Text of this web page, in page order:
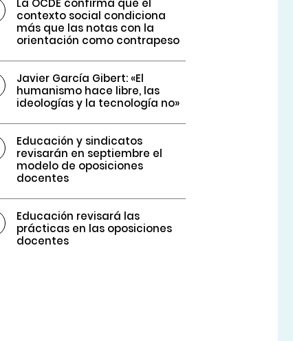
La OCDE confirma que el
contexto social condiciona
más que las notas con la
orientación como contrapeso
Javier García Gibert: «El
humanismo hace libre, las
ideologías y la tecnología no»
Educación y sindicatos
revisarán en septiembre el
modelo de oposiciones
docentes
Educación revisará las
prácticas en las oposiciones
docentes